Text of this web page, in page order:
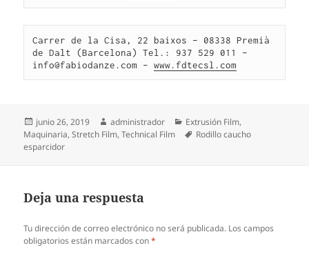
Carrer de la Cisa, 22 baixos – 08338 Premià
de Dalt (Barcelona) Tel.: 937 529 011 –
info@fabiodanze.com – www.fdtecsl.com
Publicado
el
junio 26, 2019 Autor
administrador Categorías
Extrusión Film,
Maquinaria,Stretch Film,Technical Film Etiquetas
Rodillo caucho
esparcidor
Deja una respuesta
Tu dirección de correo electrónico no será publicada. Los campos
obligatorios están marcados con*